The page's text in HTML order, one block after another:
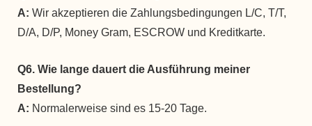
A: Wir akzeptieren die Zahlungsbedingungen L/C, T/T,
D/A, D/P, Money Gram, ESCROW und Kreditkarte.
Q6. Wie lange dauert die Ausführung meiner
Bestellung?
A: Normalerweise sind es 15-20 Tage.